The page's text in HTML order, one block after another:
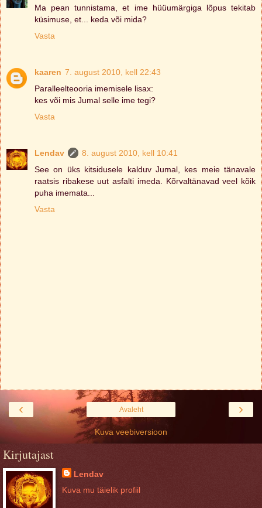
Ma pean tunnistama, et ime hüüumärgiga lõpus tekitab
küsimuse, et... keda või mida?
Vasta
kaaren 7. august 2010, kell 22:43
Paralleelteooria imemisele lisax:
kes või mis Jumal selle ime tegi?
Vasta
Lendav
8. august 2010, kell 10:41
See on üks kitsidusele kalduv Jumal, kes meie tänavale
raatsis ribakese uut asfalti imeda. Kõrvaltänavad veel kõik
puha imemata...
Vasta
‹ ›
Avaleht
Kuva veebiversioon
Kirjutajast
Lendav
Kuva mu täielik profiil